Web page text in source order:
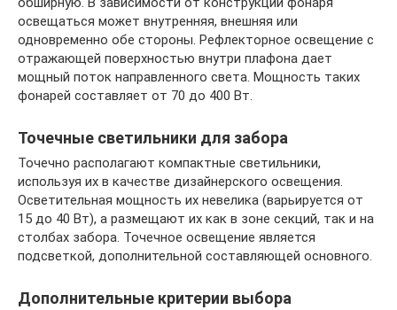
освещаться может внутренняя, внешняя или
одновременно обе стороны. Рефлекторное освещение с
отражающей поверхностью внутри плафона дает
мощный поток направленного света. Мощность таких
фонарей составляет от 70 до 400 Вт.
Точечные светильники для забора
Точечно располагают компактные светильники,
используя их в качестве дизайнерского освещения.
Осветительная мощность их невелика (варьируется от
15 до 40 Вт), а размещают их как в зоне секций, так и на
столбах забора. Точечное освещение является
подсветкой, дополнительной составляющей основного.
Дополнительные критерии выбора